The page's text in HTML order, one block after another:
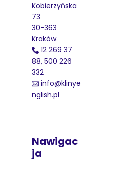
Kobierzyńska
73
30-363
Kraków
12 269 37
88, 500 226
332
info@klinye
nglish.pl
Nawigac
Ja